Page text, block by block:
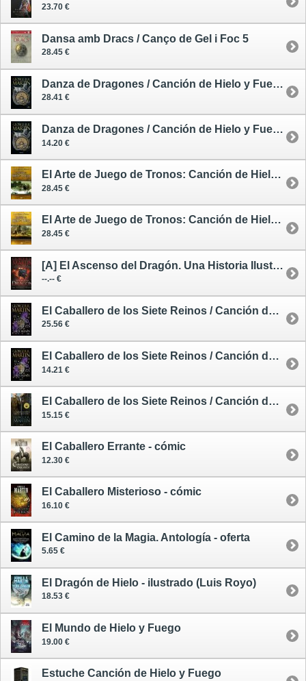
23.70 €
Dansa amb Dracs / Canço de Gel i Foc 5
28.45 €
Danza de Dragones / Canción de Hielo y Fuego 5 - tapa dura
28.41 €
Danza de Dragones / Canción de Hielo y Fuego 5 - tapa blanda - edición limitada
14.20 €
El Arte de Juego de Tronos: Canción de Hielo y Fuego de George R.R. Martin 1
28.45 €
El Arte de Juego de Tronos: Canción de Hielo y Fuego de George R.R. Martin 2
28.45 €
[A] El Ascenso del Dragón. Una Historia Ilustrada de la Dinastía Targaryen - avance --/--/26
--.-- €
El Caballero de los Siete Reinos / Canción de Hielo y Fuego - tapa dura
25.56 €
El Caballero de los Siete Reinos / Canción de Hielo y Fuego - tapa blanda
14.21 €
El Caballero de los Siete Reinos / Canción de Hielo y Fuego - tapa blanda - cubierta HBO
15.15 €
El Caballero Errante - cómic
12.30 €
El Caballero Misterioso - cómic
16.10 €
El Camino de la Magia. Antología - oferta
5.65 €
El Dragón de Hielo - ilustrado (Luis Royo)
18.53 €
El Mundo de Hielo y Fuego
19.00 €
Estuche Canción de Hielo y Fuego